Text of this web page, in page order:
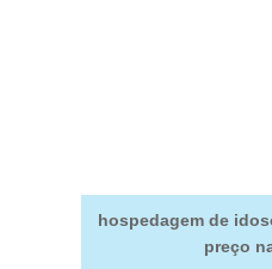
hospedagem de
preço